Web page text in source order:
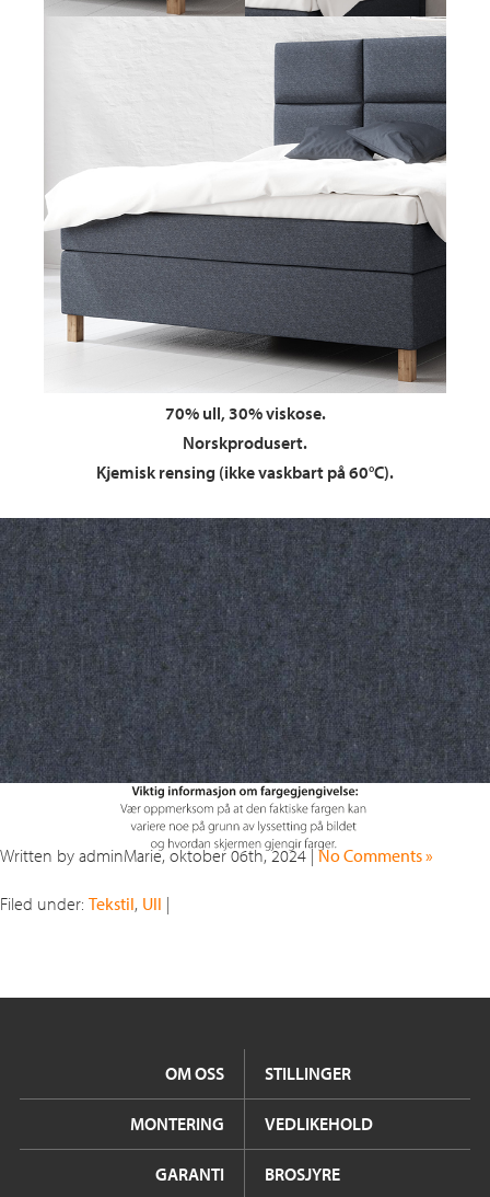
70% ull, 30% viskose.
Norskprodusert.
Kjemisk rensing (ikke vaskbart på 60°C).
Written by adminMarie, oktober 06th, 2024 |No Comments »
Filed under: Tekstil, Ull |
OM OSS STILLINGER
MONTERING VEDLIKEHOLD
GARANTI BROSJYRE